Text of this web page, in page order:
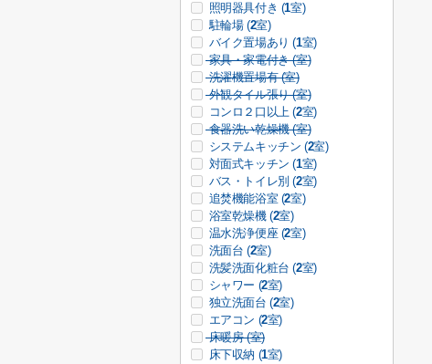
照明器具付き (1室)
駐輪場 (2室)
バイク置場あり (1室)
家具・家電付き (室)
洗濯機置場有 (室)
外観タイル張り (室)
コンロ２口以上 (2室)
食器洗い乾燥機 (室)
システムキッチン (2室)
対面式キッチン (1室)
バス・トイレ別 (2室)
追焚機能浴室 (2室)
浴室乾燥機 (2室)
温水洗浄便座 (2室)
洗面台 (2室)
洗髪洗面化粧台 (2室)
シャワー (2室)
独立洗面台 (2室)
エアコン (2室)
床暖房 (室)
床下収納 (1室)